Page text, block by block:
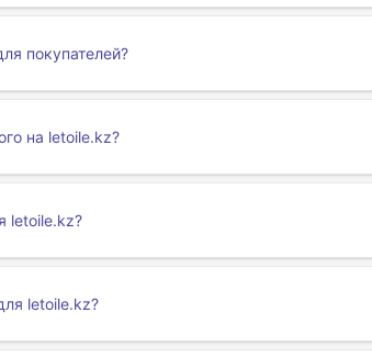
покупателей?
на letoile.kz?
letoile.kz?
letoile.kz?